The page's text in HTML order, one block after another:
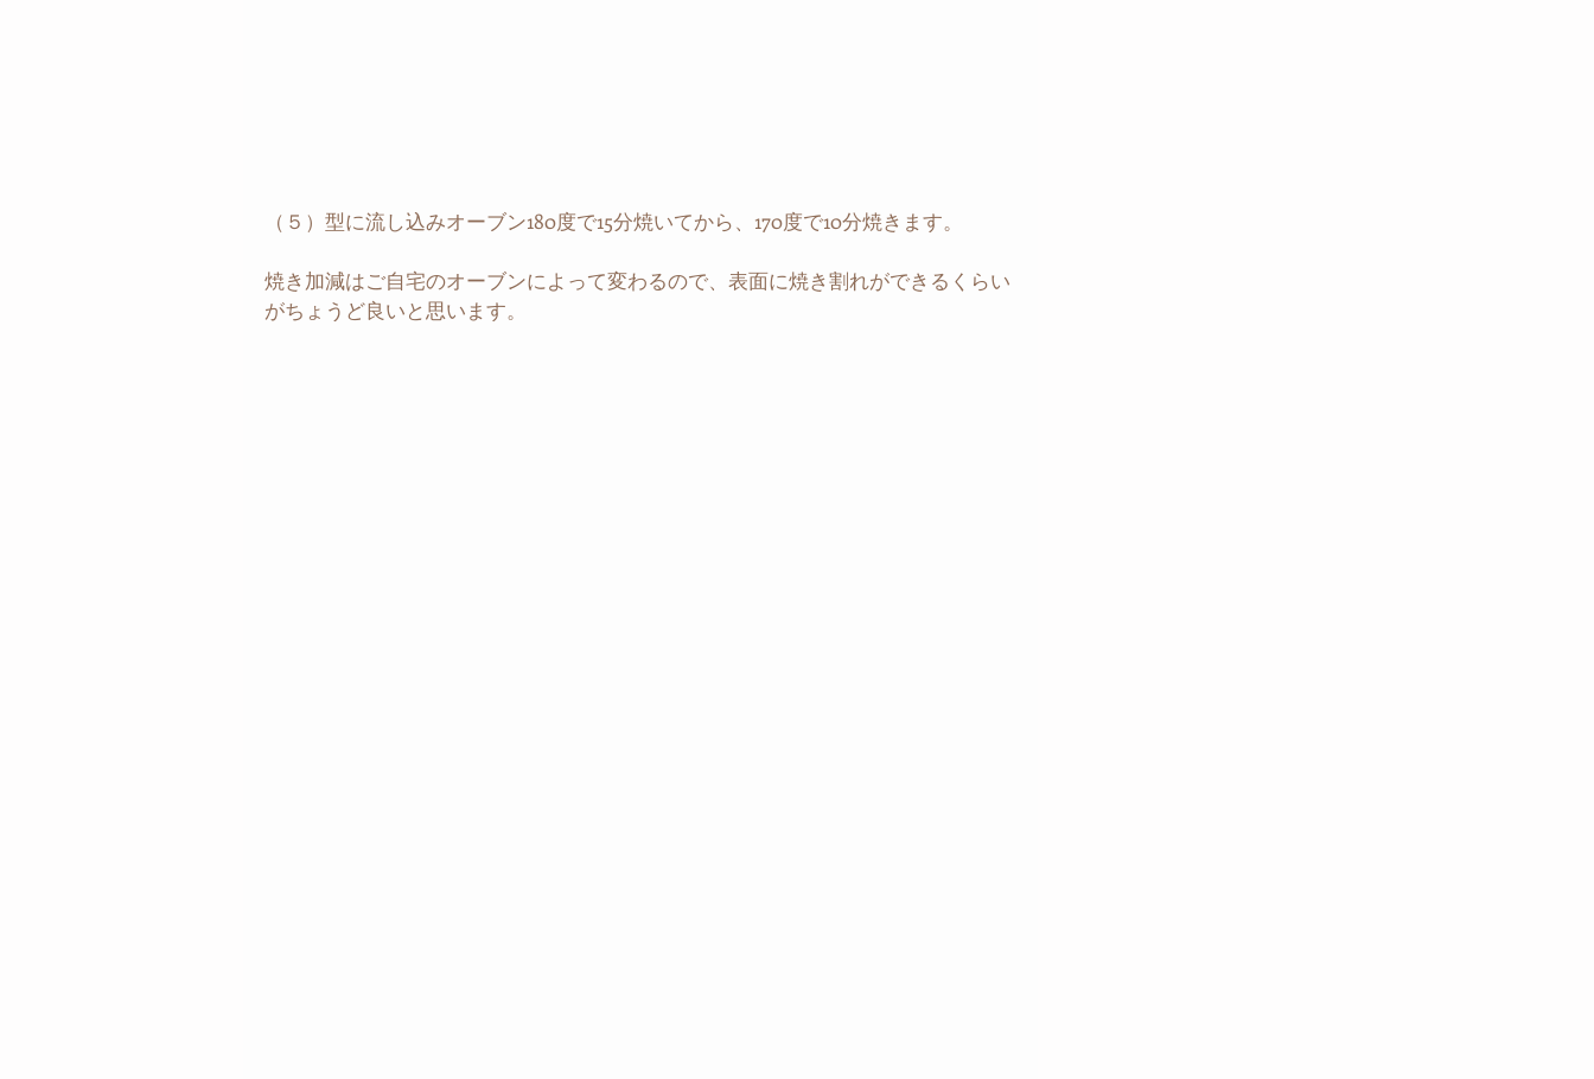
（５）型に流し込みオーブン180度で15分焼いてから、170度で10分焼きます。
焼き加減はご自宅のオーブンによって変わるので、表面に焼き割れができるくらい
がちょうど良いと思います。